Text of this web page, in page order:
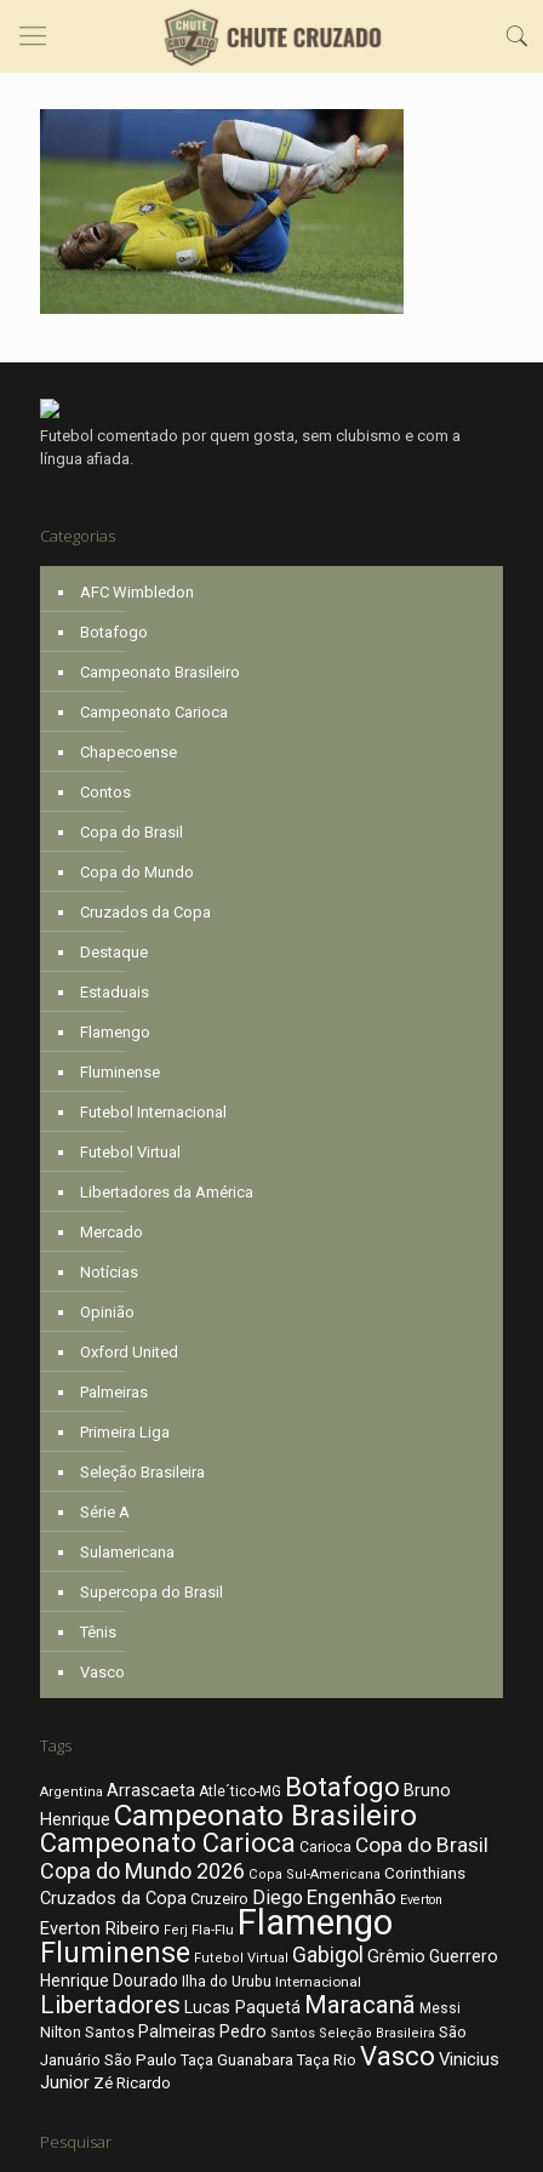
Futebol comentado por quem gosta, sem clubismo e com a
língua afiada.
Categorias
AFC Wimbledon
Botafogo
Campeonato Brasileiro
Campeonato Carioca
Chapecoense
Contos
Copa do Brasil
Copa do Mundo
Cruzados da Copa
Destaque
Estaduais
Flamengo
Fluminense
Futebol Internacional
Futebol Virtual
Libertadores da América
Mercado
Notícias
Opinião
Oxford United
Palmeiras
Primeira Liga
Seleção Brasileira
Série A
Sulamericana
Supercopa do Brasil
Tênis
Vasco
Tags
Argentina Arrascaeta Atle´tico-MG Botafogo Bruno
Henrique Campeonato Brasileiro
Campeonato Carioca Carioca Copa do Brasil
Copa do Mundo 2026 Copa Sul-Americana Corinthians
Cruzados da Copa Cruzeiro Diego Engenhão Everton
Everton Ribeiro Ferj Fla-Flu Flamengo
Fluminense Futebol Virtual Gabigol Grêmio Guerrero
Henrique Dourado Ilha do Urubu Internacional
Libertadores Lucas Paquetá Maracanã Messi
Nilton Santos Palmeiras Pedro Santos Seleção Brasileira São
Januário São Paulo Taça Guanabara Taça Rio Vasco Vinicius
Junior Zé Ricardo
Pesquisar